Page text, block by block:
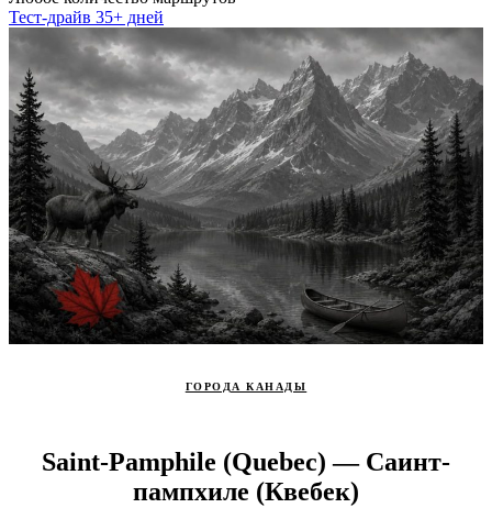
Тест-драйв 35+ дней
ГОРОДА КАНАДЫ
Saint-Pamphile (Quebec) — Саинт-
пампхиле (Квебек)